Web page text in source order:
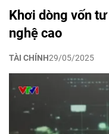
Khơi dòng vốn
nghệ cao
TÀI CHÍNH29/05/2025